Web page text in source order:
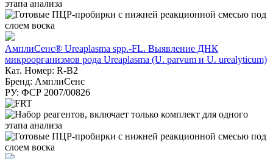
АмплиСенс® Ureaplasma spp.-FL. Выявление ДНК
микроорганизмов рода Ureaplasma (U. parvum и U. urealyticum)
Кат. Номер: R-B2
Бренд: АмплиСенс
РУ: ФСР 2007/00826